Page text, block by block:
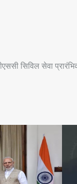
सिविल सेवा